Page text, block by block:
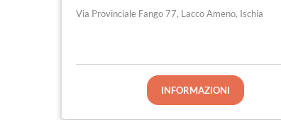
Via Provinciale Fango 77, Lacco Ameno, Ischia
INFORMAZIONI